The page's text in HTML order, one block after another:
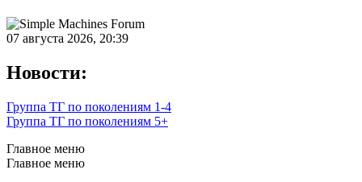
07 августа 2026, 20:39
Новости:
Группа ТГ по поколениям 1-4
Группа ТГ по поколениям 5+
Главное меню
Главное меню